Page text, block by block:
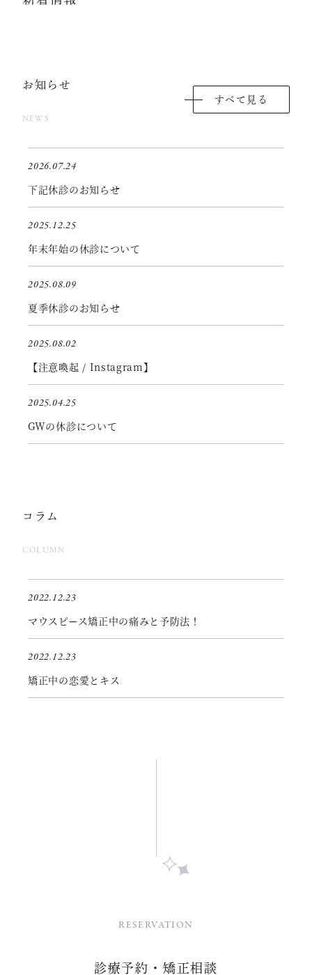
お知らせ
NEWS
すべて見る
2026.07.24
下記休診のお知らせ
2025.12.25
年末年始の休診について
2025.08.09
夏季休診のお知らせ
2025.08.02
【注意喚起 / Instagram】
2025.04.25
GWの休診について
コラム
COLUMN
2022.12.23
マウスピース矯正中の痛みと予防法！
2022.12.23
矯正中の恋愛とキス
RESERVATION
診療予約・矯正相談